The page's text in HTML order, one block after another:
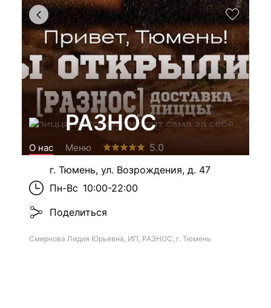
РАЗНОС
О нас Меню
5.0
г. Тюмень, ул. Возрождения, д. 47
Пн-Вс 10:00-22:00
Поделиться
Смирнова Лидия Юрьевна, ИП, РАЗНОС, г. Тюмень